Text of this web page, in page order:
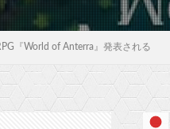
『World of Anterra』発表される